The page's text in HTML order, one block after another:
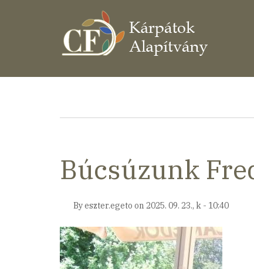
Búcsúzunk
Byeszter.egeto on 2025. 09. 23., k - 10:40